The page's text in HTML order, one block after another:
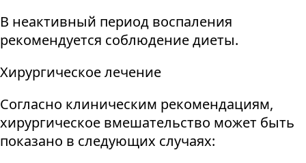
В неактивный период воспаления
рекомендуется соблюдение диеты.
Хирургическое лечение
Согласно клиническим рекомендациям,
хирургическое вмешательство может быть
показано в следующих случаях: